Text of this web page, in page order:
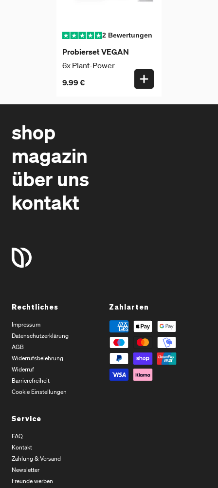
2 Bewertungen
Probierset VEGAN
6x Plant-Power
9.99 €
shop
magazin
über uns
kontakt
Rechtliches
Impressum
Datenschutzerklärung
AGB
Widerrufsbelehrung
Widerruf
Barrierefreiheit
Cookie Einstellungen
Zahlarten
Service
FAQ
Kontakt
Zahlung & Versand
Newsletter
Freunde werben